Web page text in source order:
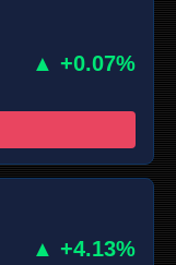
▲ +0.07%
▲ +4.13%